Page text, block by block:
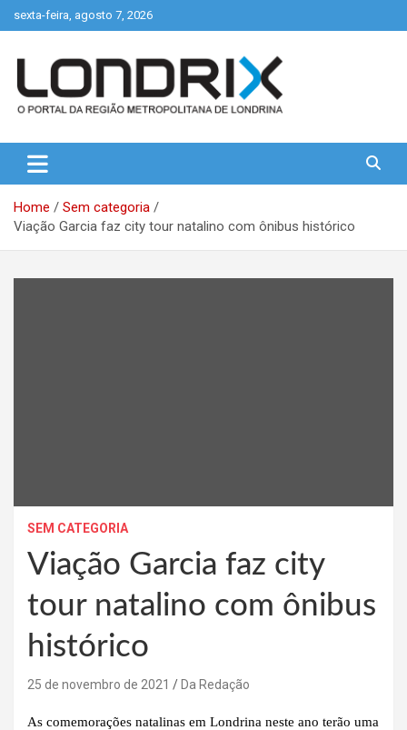
to
sexta-feira, agosto 7, 2026
Londrix
Home
Sem categoria
Viação Garcia faz city tour natalino com ônibus histórico
SEM CATEGORIA
Viação Garcia faz city
tour natalino com ônibus
histórico
25 de novembro de 2021 Da Redação
As comemorações natalinas em Londrina neste ano terão uma